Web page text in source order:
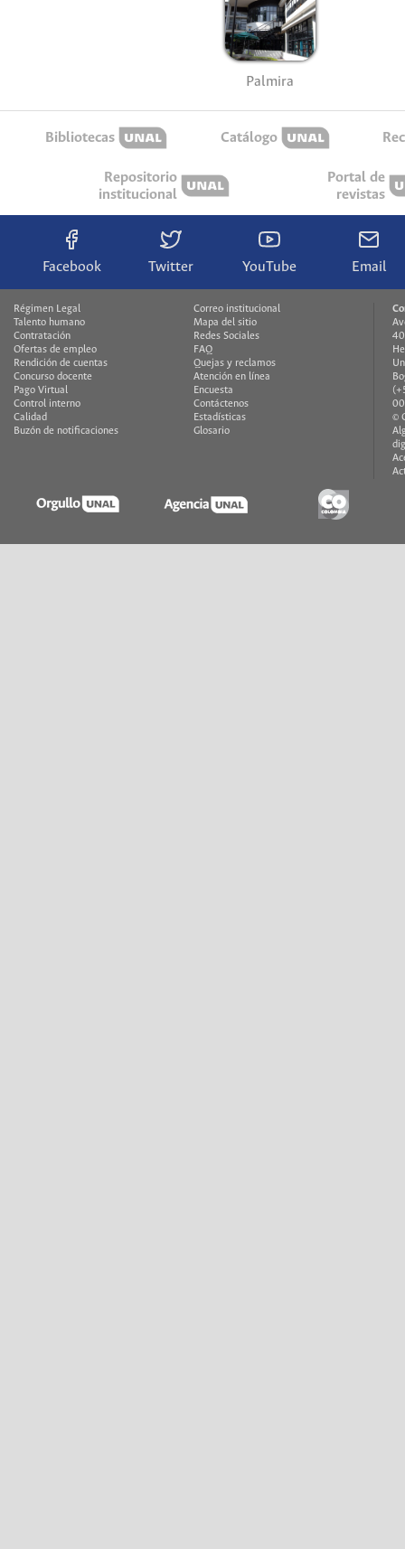
Palmira
Bibliotecas Catálogo
Repositorio
institucional
Portal de
revistas
Facebook Twitter YouTube Email
Régimen Legal
Talento humano
Contratación
Ofertas de empleo
Rendición de cuentas
Concurso docente
Pago Virtual
Control interno
Calidad
Buzón de notificaciones
Correo institucional
Mapa del sitio
Redes Sociales
FAQ
Quejas y reclamos
Atención en línea
Encuesta
Contáctenos
Estadísticas
Glosario
©